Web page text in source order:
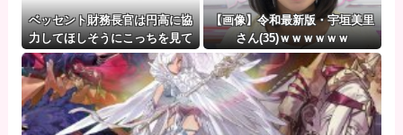
ベッセント財務長官は円高に協
力してほしそうにこっちを見て
いる
【画像】令和最新版・宇垣美里
さん(35)ｗｗｗｗｗｗ